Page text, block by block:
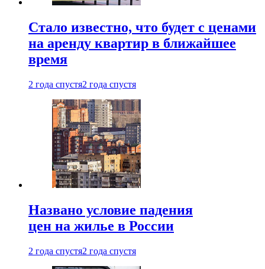
Стало известно, что будет с ценами
на аренду квартир в ближайшее
время
2 года спустя2 года спустя
Названо условие падения
цен на жилье в России
2 года спустя2 года спустя